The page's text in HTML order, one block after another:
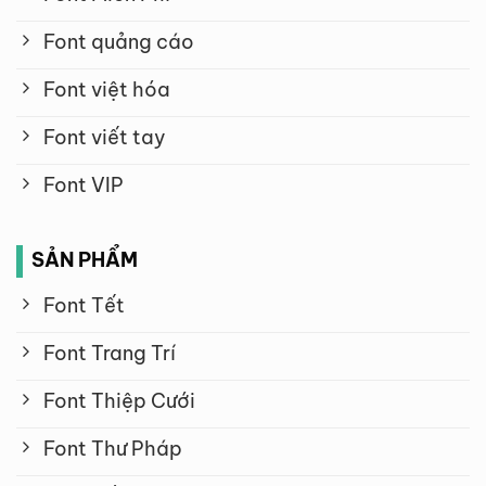
Font quảng cáo
Font việt hóa
Font viết tay
Font VIP
SẢN PHẨM
Font Tết
Font Trang Trí
Font Thiệp Cưới
Font Thư Pháp